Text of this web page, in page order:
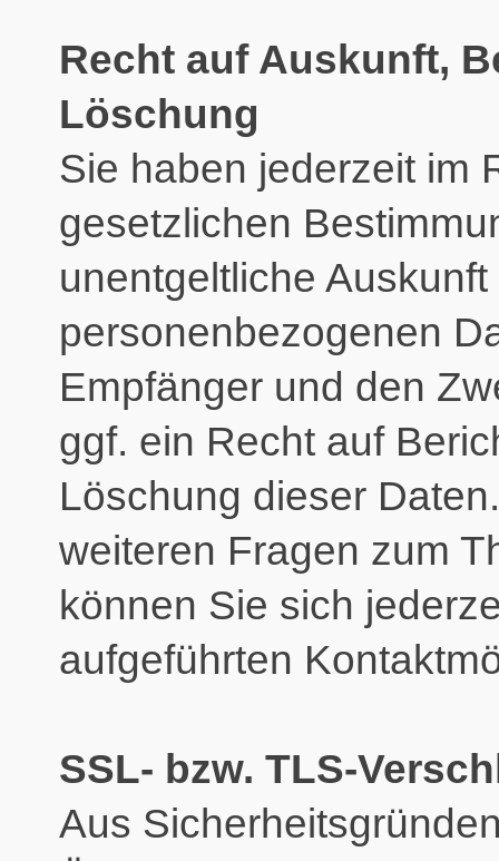
Recht auf Auskunft,
Löschung
Sie haben jederzeit im
gesetzlichen
unentgeltliche
personenbezogenen
Empfänger und den
ggf. ein Recht auf
Löschung dieser
weiteren Fragen zum
können Sie sich
aufgeführten
SSL- bzw. TLS-
Aus